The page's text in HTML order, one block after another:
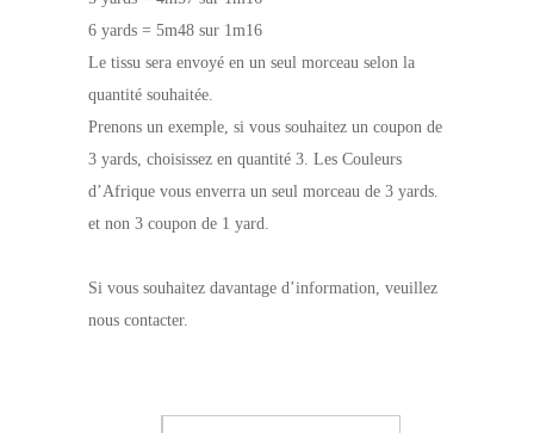
6 yards = 5m48 sur 1m16
Le tissu sera envoyé en un seul morceau selon la
quantité souhaitée.
Prenons un exemple, si vous souhaitez un coupon de
3 yards, choisissez en quantité 3. Les Couleurs
d’Afrique vous enverra un seul morceau de 3 yards.
et non 3 coupon de 1 yard.
Si vous souhaitez davantage d’information, veuillez
nous contacter.